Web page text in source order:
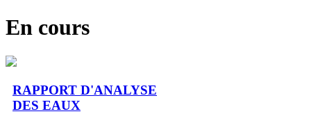
En cours
RAPPORT D'ANALYSE
DES EAUX